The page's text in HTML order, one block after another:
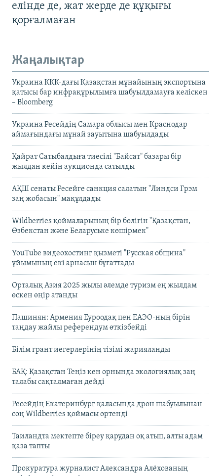
елінде де, жат жерде де құқығы
қорғалмаған
Жаңалықтар
Украина КҚК-дағы Қазақстан мұнайының экспортына
қатысы бар инфрақұрылымға шабуылдамауға келіскен
– Bloomberg
Украина Ресейдің Самара облысы мен Краснодар
аймағындағы мұнай зауытына шабуылдады
Қайрат Сатыбалдыға тиесілі "Байсат" базары бір
жылдан кейін аукционда сатылды
АҚШ сенаты Ресейге санкция салатын "Линдси Грэм
заң жобасын" мақұлдады
Wildberries қоймаларының бір бөлігін "Қазақстан,
Өзбекстан және Беларуське көшірмек"
YouTube видеохостинг қызметі "Русская община"
ұйымының екі арнасын бұғаттады
Орталық Азия 2025 жылы әлемде туризм ең жылдам
өскен өңір атанды
Пашинян: Армения Еуроодақ пен ЕАЭО-ның бірін
таңдау жайлы референдум өткізбейді
Білім грант иегерлерінің тізімі жарияланды
БАҚ: Қазақстан Теңіз кен орнында экологиялық заң
талабы сақталмаған дейді
Ресейдің Екатеринбург қаласында дрон шабуылынан
соң Wildberries қоймасы өртенді
Таиландта мектепте біреу қарудан оқ атып, алты адам
қаза тапты
Прокуратура журналист Александра Алёхованың